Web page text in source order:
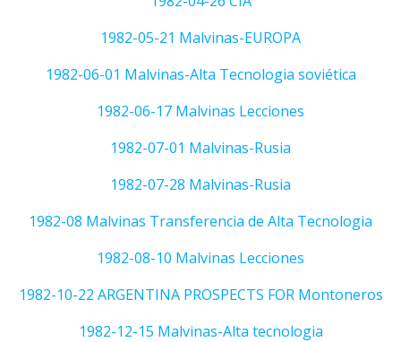
1982-05-21 Malvinas-EUROPA
1982-06-01 Malvinas-Alta Tecnologia soviética
1982-06-17 Malvinas Lecciones
1982-07-01 Malvinas-Rusia
1982-07-28 Malvinas-Rusia
1982-08 Malvinas Transferencia de Alta Tecnologia
1982-08-10 Malvinas Lecciones
1982-10-22 ARGENTINA PROSPECTS FOR Montoneros
1982-12-15 Malvinas-Alta tecnologia